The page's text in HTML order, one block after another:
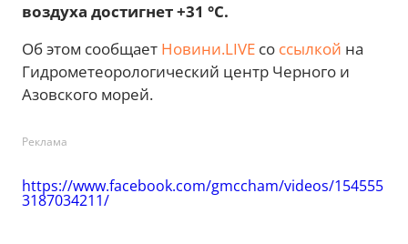
воздуха достигнет +31 °C.
Об этом сообщает Новини.LIVE со ссылкой на
Гидрометеорологический центр Черного и
Азовского морей.
Реклама
https://www.facebook.com/gmccham/videos/154555
3187034211/